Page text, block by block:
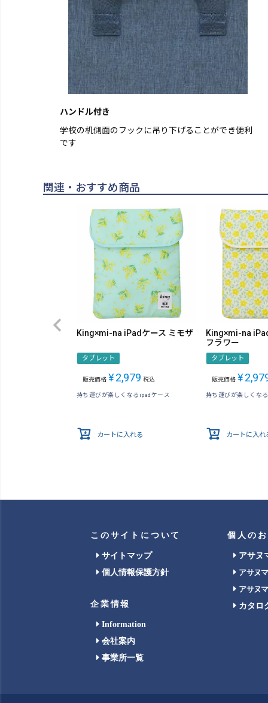
ハンドル付き
学校の机側面のフックに吊り下げることができ便利
です
関連・おすすめ商品
King×mi-na iPadケース ミモザ
タブレット
販売価格 ¥2,979 税込
持ち運びが楽しくなるipadケース
カートに入れる
King×mi-na
フラワー
タブレット
販売価格 ¥
持ち運びが楽しくな
カートに入れ
このサイトについて
サイトマップ
個人情報保護方針
企業情報
Information
会社案内
事業所一覧
個人のお
アサヌ
アサヌ
アサヌ
カタロ